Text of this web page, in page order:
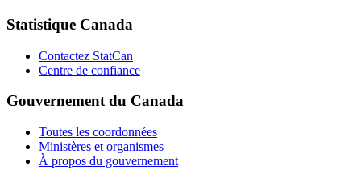
Statistique Canada
Contactez StatCan
Centre de confiance
Gouvernement du Canada
Toutes les coordonnées
Ministères et organismes
À propos du gouvernement